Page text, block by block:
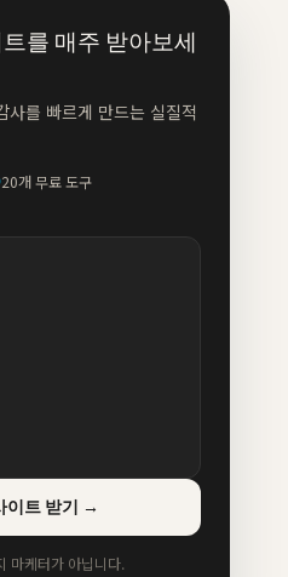
를 매주 받아보세
사를 빠르게 만드는 실질적
20개 무료 도구
이트 받기 →
마케터가 아닙니다.